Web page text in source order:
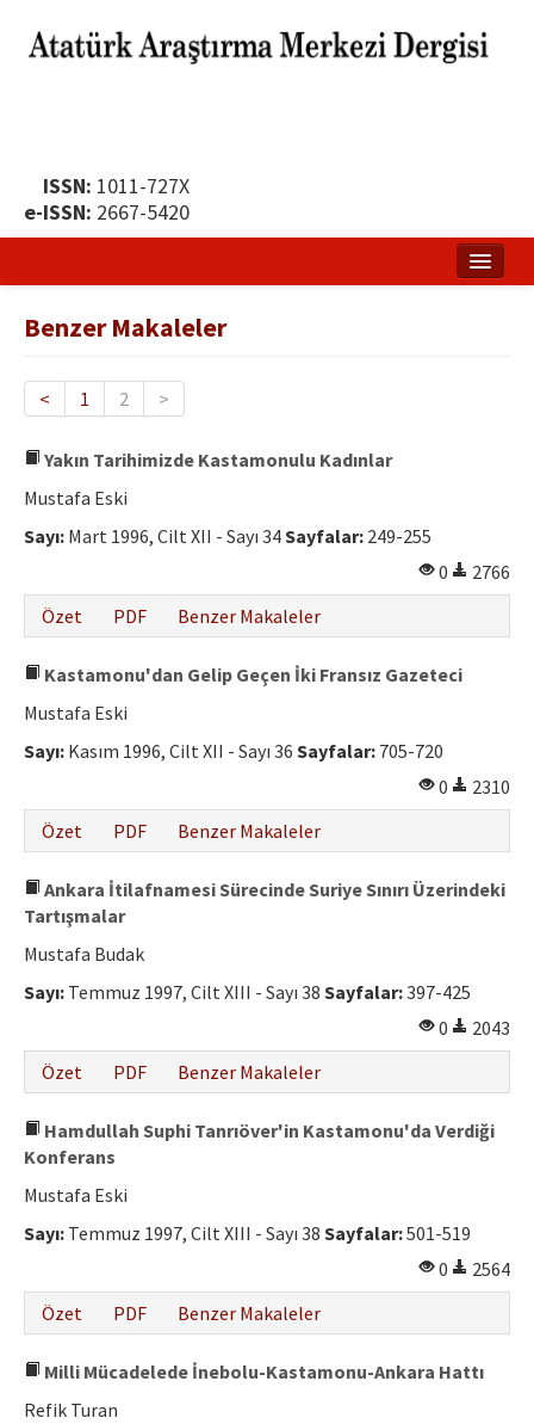
ISSN: 1011-727X
e-ISSN: 2667-5420
Yayın Politikası
Yayın İlkeleri
Etik İlkeler
Hakem Rehberi
İletişim
Benzer Makaleler
< 1 2 >
Yakın Tarihimizde Kastamonulu Kadınlar
Mustafa Eski
Sayı: Mart 1996, Cilt XII - Sayı 34Sayfalar: 249-255
0
2766
Özet
PDF Benzer Makaleler
Kastamonu'dan Gelip Geçen İki Fransız Gazeteci
Mustafa Eski
Sayı: Kasım 1996, Cilt XII - Sayı 36 Sayfalar: 705-720
0
2310
Özet
PDF Benzer Makaleler
Ankara İtilafnamesi Sürecinde Suriye Sınırı Üzerindeki
Tartışmalar
Mustafa Budak
Sayı: Temmuz 1997, Cilt XIII - Sayı 38 Sayfalar:397-425
0
2043
Özet
PDF Benzer Makaleler
Hamdullah Suphi Tanrıöver'in Kastamonu'da Verdiği
Konferans
Mustafa Eski
Sayı: Temmuz 1997, Cilt XIII - Sayı 38 Sayfalar:501-519
0
2564
Özet
PDF Benzer Makaleler
Milli Mücadelede İnebolu-Kastamonu-Ankara Hattı
Refik Turan